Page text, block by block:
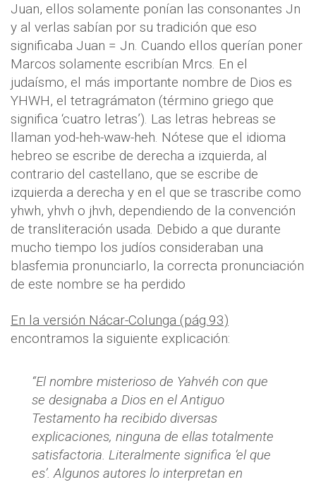
Juan, ellos solamente ponían las consonantes Jn
y al verlas sabían por su tradición que eso
significaba Juan = Jn. Cuando ellos querían poner
Marcos solamente escribían Mrcs. En el
judaísmo, el más importante nombre de Dios es
YHWH, el tetragrámaton (término griego que
significa ‘cuatro letras’). Las letras hebreas se
llaman yod-heh-waw-heh. Nótese que el idioma
hebreo se escribe de derecha a izquierda, al
contrario del castellano, que se escribe de
izquierda a derecha y en el que se trascribe como
yhwh, yhvh o jhvh, dependiendo de la convención
de transliteración usada. Debido a que durante
mucho tiempo los judíos consideraban una
blasfemia pronunciarlo, la correcta pronunciación
de este nombre se ha perdido
En la versión Nácar-Colunga (pág.93)
encontramos la siguiente explicación:
“El nombre misterioso de Yahvéh con que
se designaba a Dios en el Antiguo
Testamento ha recibido diversas
explicaciones, ninguna de ellas totalmente
satisfactoria. Literalmente significa ‘el que
es’. Algunos autores lo interpretan en